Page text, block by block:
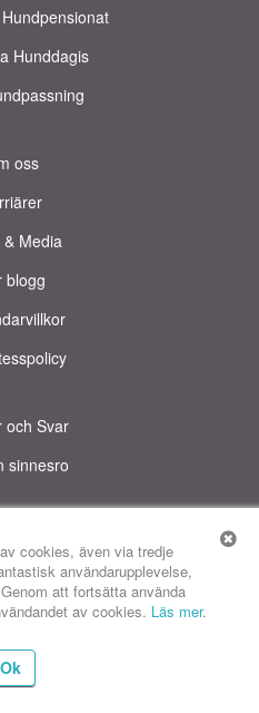
cookies, även via tredje
användarupplevelse,
att fortsätta använda
av cookies. Läs mer.
Ok
Hunddagis
oss
& Media
blogg
och Svar
sinnesro
DogBuddy Spanien
DogBuddy Nederländerna